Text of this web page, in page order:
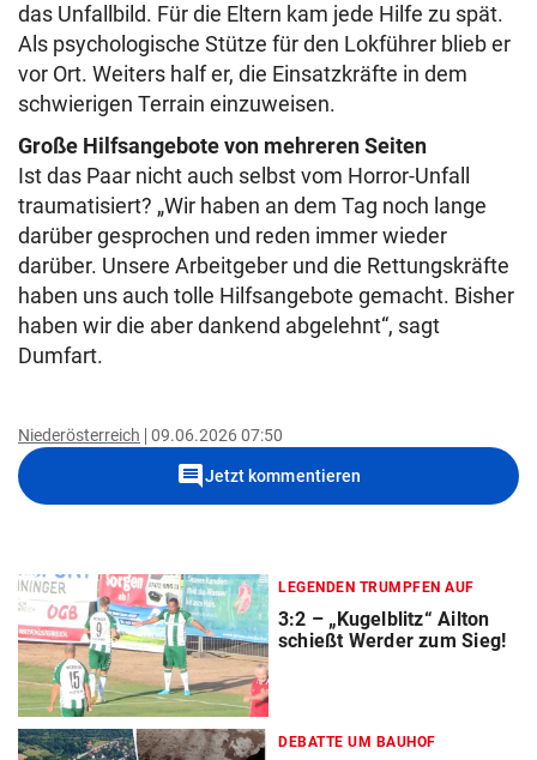
das Unfallbild. Für die Eltern kam jede Hilfe zu spät.
Als psychologische Stütze für den Lokführer blieb er
vor Ort. Weiters half er, die Einsatzkräfte in dem
schwierigen Terrain einzuweisen.
Große Hilfsangebote von mehreren Seiten
Ist das Paar nicht auch selbst vom Horror-Unfall
traumatisiert? „Wir haben an dem Tag noch lange
darüber gesprochen und reden immer wieder
darüber. Unsere Arbeitgeber und die Rettungskräfte
haben uns auch tolle Hilfsangebote gemacht. Bisher
haben wir die aber dankend abgelehnt“, sagt
Dumfart.
Niederösterreich 09.06.2026 07:50
commentJetzt kommentieren
LEGENDEN TRUMPFEN AUF
3:2 – „Kugelblitz“ Ailton
schießt Werder zum Sieg!
DEBATTE UM BAUHOF